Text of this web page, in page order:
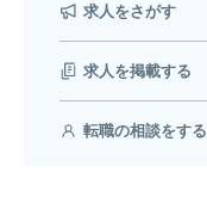
求人をさがす
求人を掲載する
転職の相談をする